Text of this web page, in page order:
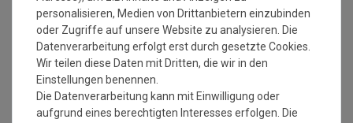
Einsatzbereich: Wohnbereich
Mindestbestellmaß: 1 qm
Maximales Bestellmaß: 1500x390 cm
Bitte beachten Sie immer dieVerlege - und
personalisieren, Medien von Drittanbietern einzubinden
oder Zugriffe auf unsere Website zu analysieren. Die
Datenverarbeitung erfolgt erst durch gesetzte Cookies.
Wir teilen diese Daten mit Dritten, die wir in den
Einstellungen benennen.
Die Datenverarbeitung kann mit Einwilligung oder
aufgrund eines berechtigten Interesses erfolgen. Die